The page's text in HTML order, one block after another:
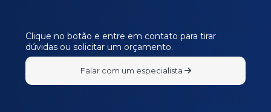
Clique no botão e entre em contato para tirar
dúvidas ou solicitar um orçamento.
Falar com um especialista